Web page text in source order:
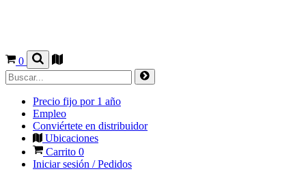
0
Precio fijo por 1 año
Empleo
Conviértete en distribuidor
Ubicaciones
Carrito 0
Iniciar sesión / Pedidos